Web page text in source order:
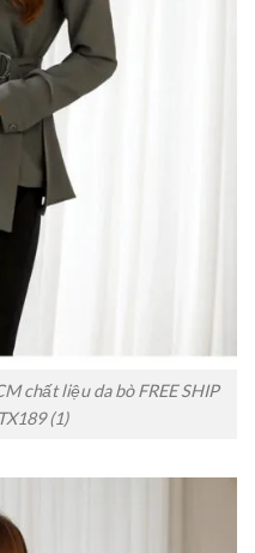
chất liệu da bò FREE SHIP
(1)